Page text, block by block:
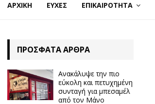
ΑΡΧΙΚΉ ΕΥΧΈΣ ΕΠΙΚΑΙΡΌΤΗΤΑ
ΠΡΌΣΦΑΤΑ ΆΡΘΡΑ
Ανακάλυψε την πιο
εύκολη και πετυχημένη
συνταγή για μπεσαμέλ
από τον Μάνο